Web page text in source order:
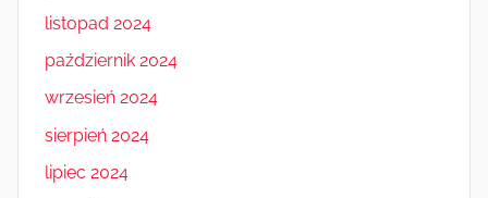
listopad 2024
październik 2024
wrzesień 2024
sierpień 2024
lipiec 2024